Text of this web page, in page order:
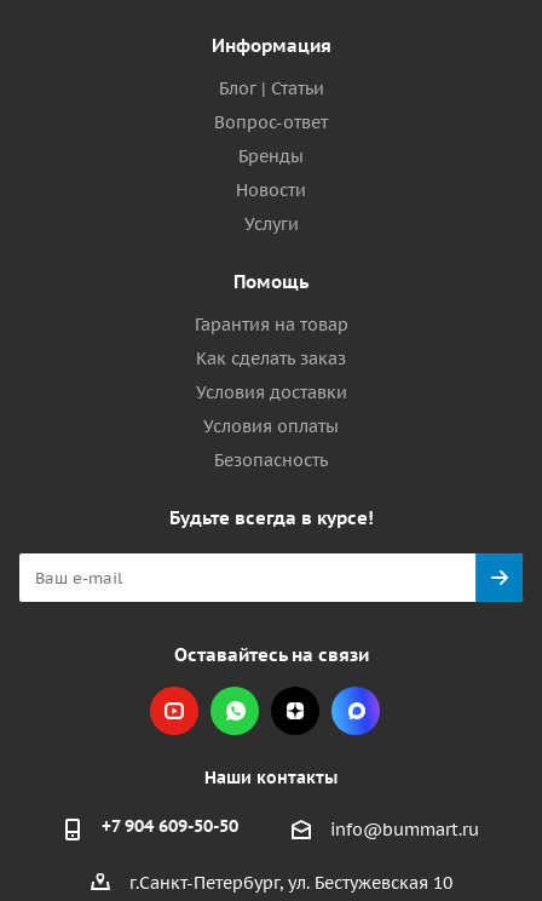
Информация
Блог | Статьи
Вопрос-ответ
Бренды
Новости
Услуги
Помощь
Гарантия на товар
Как сделать заказ
Условия доставки
Условия оплаты
Безопасность
Будьте всегда в курсе!
Оставайтесь на связи
Наши контакты
+7 904 609-50-50 info@bummart.ru
г.Санкт-Петербург, ул. Бестужевская 10